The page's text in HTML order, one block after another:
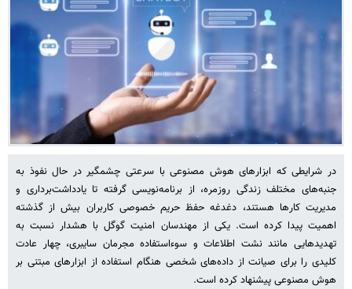
در شرایطی که ابزارهای هوش مصنوعی با سرعتی چشمگیر در حال نفوذ به
جنبه‌های مختلف زندگی روزمره، از برنامه‌نویسی گرفته تا یادداشت‌برداری و
مدیریت کارها هستند، دغدغه حفظ حریم خصوصی کاربران بیش از گذشته
اهمیت پیدا کرده است. یکی از مهندسان امنیت گوگل با هشدار نسبت به
تهدیدهایی مانند نشت اطلاعات و سوءاستفاده مجرمان سایبری، چهار عادت
کلیدی را برای صیانت از داده‌های شخصی هنگام استفاده از ابزارهای مبتنی بر
هوش مصنوعی پیشنهاد کرده است.